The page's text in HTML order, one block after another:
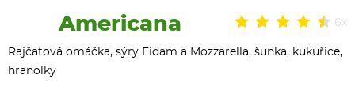
6x
Americana
Rajčatová omáčka, sýry Eidam a Mozzarella, šunka, kukuřice,
hranolky